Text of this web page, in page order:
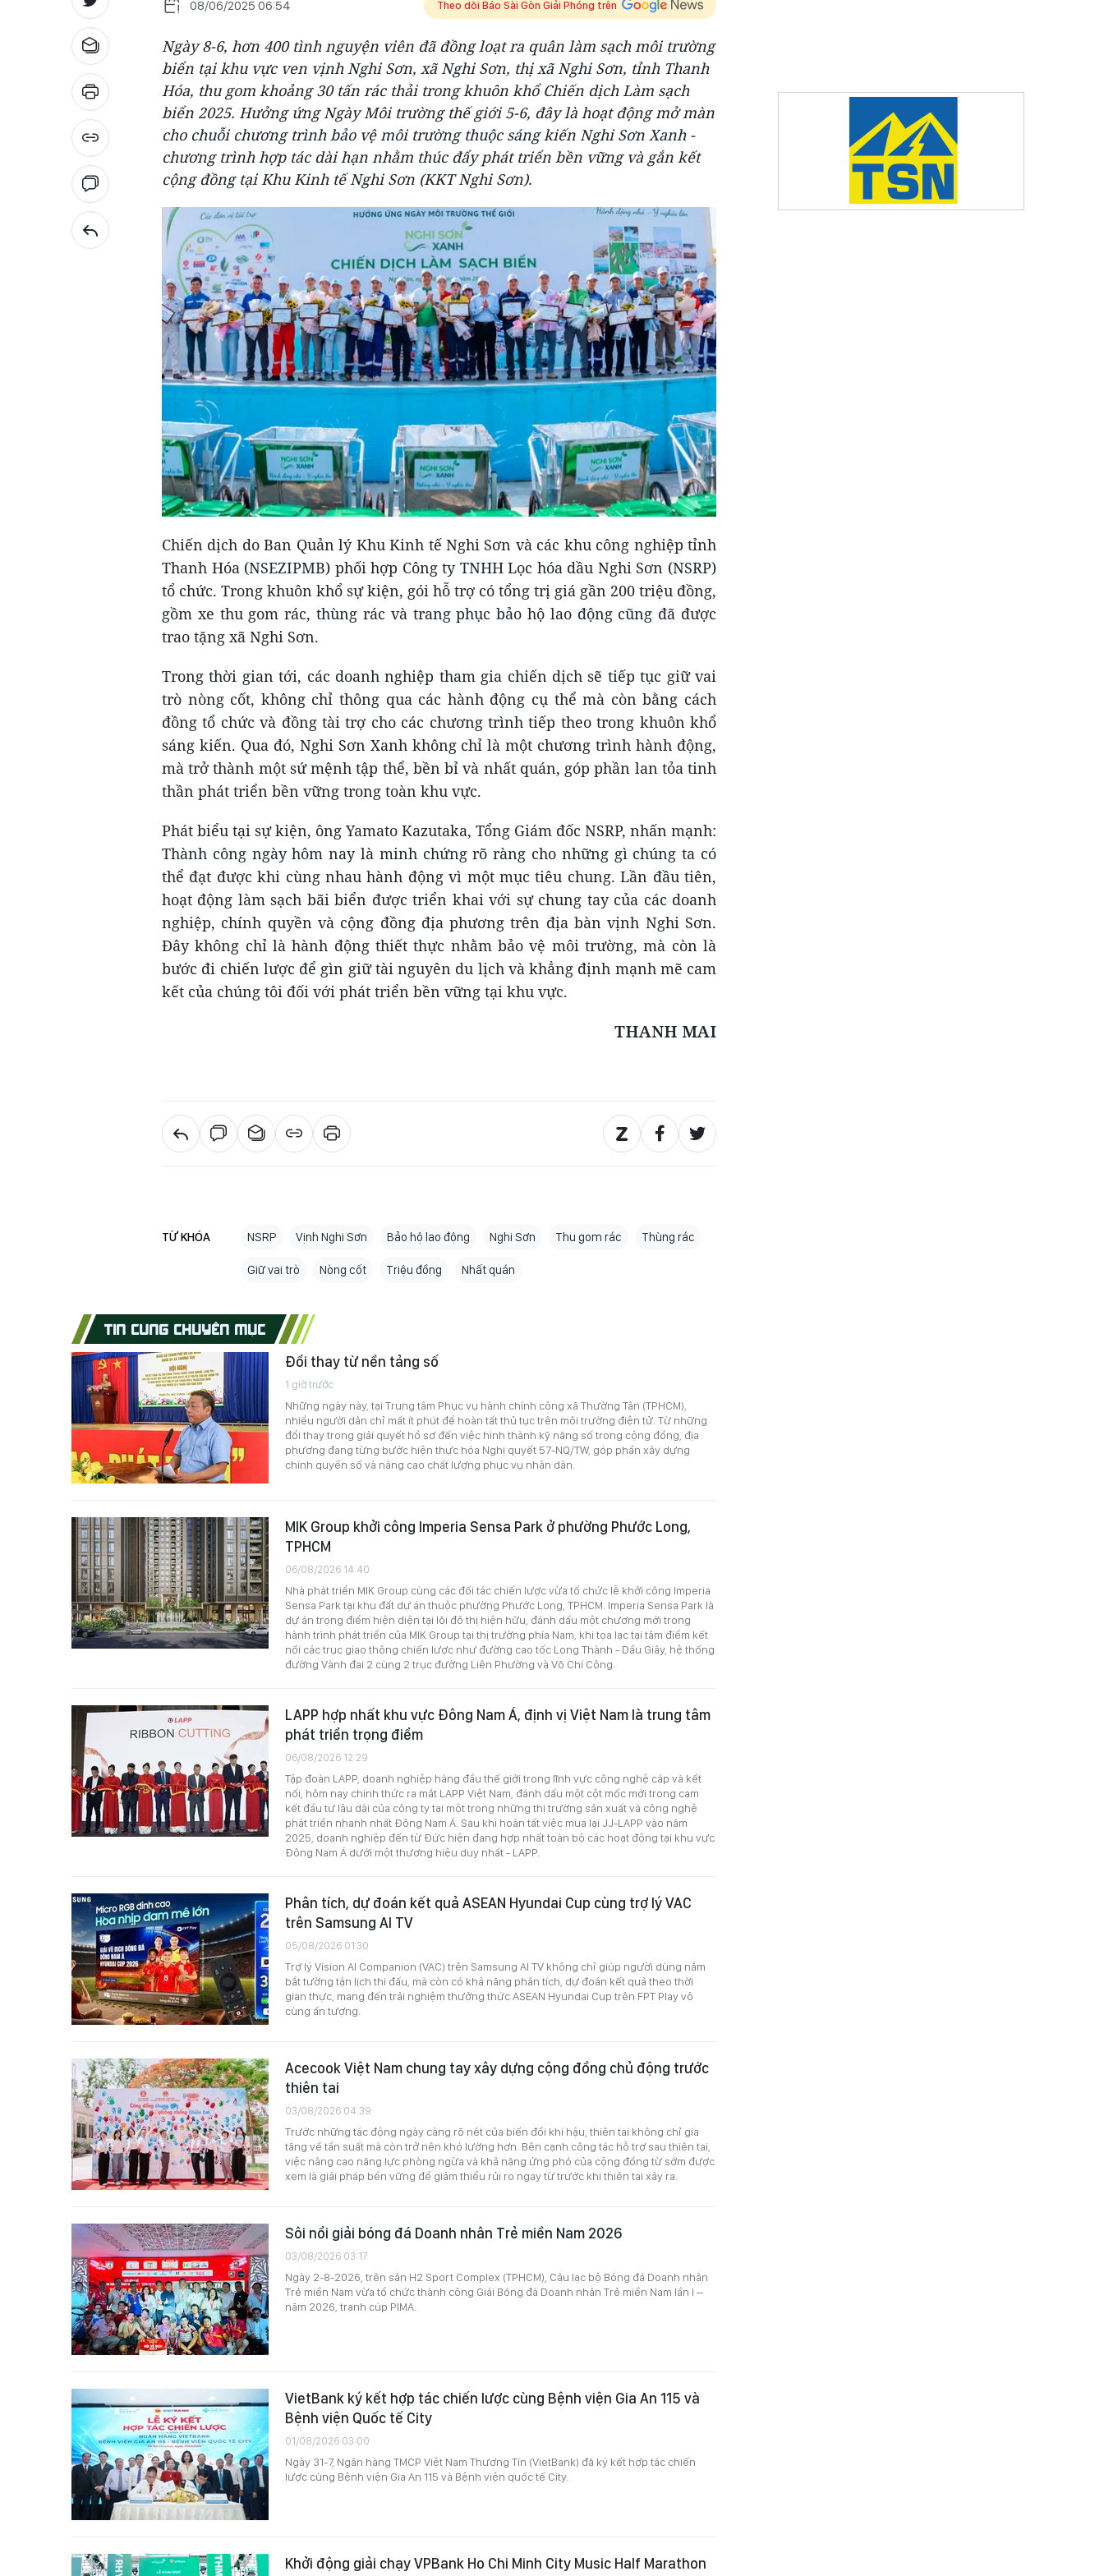
08/06/2025 06:54 Theo dõi Báo Sài Gòn Giải Phóng trên
Ngày 8-6, hơn 400 tình nguyện viên đã đồng loạt ra quân làm sạch môi trường
biển tại khu vực ven vịnh Nghi Sơn, xã Nghi Sơn, thị xã Nghi Sơn, tỉnh Thanh
Hóa, thu gom khoảng 30 tấn rác thải trong khuôn khổ Chiến dịch Làm sạch
biển 2025. Hưởng ứng Ngày Môi trường thế giới 5-6, đây là hoạt động mở màn
cho chuỗi chương trình bảo vệ môi trường thuộc sáng kiến Nghi Sơn Xanh -
chương trình hợp tác dài hạn nhằm thúc đẩy phát triển bền vững và gắn kết
cộng đồng tại Khu Kinh tế Nghi Sơn (KKT Nghi Sơn).
Chiến dịch do Ban Quản lý Khu Kinh tế Nghi Sơn và các khu công nghiệp tỉnh
Thanh Hóa (NSEZIPMB) phối hợp Công ty TNHH Lọc hóa dầu Nghi Sơn (NSRP)
tổ chức. Trong khuôn khổ sự kiện, gói hỗ trợ có tổng trị giá gần 200 triệu đồng,
gồm xe thu gom rác, thùng rác và trang phục bảo hộ lao động cũng đã được
trao tặng xã Nghi Sơn.
Trong thời gian tới, các doanh nghiệp tham gia chiến dịch sẽ tiếp tục giữ vai
trò nòng cốt, không chỉ thông qua các hành động cụ thể mà còn bằng cách
đồng tổ chức và đồng tài trợ cho các chương trình tiếp theo trong khuôn khổ
sáng kiến. Qua đó, Nghi Sơn Xanh không chỉ là một chương trình hành động,
mà trở thành một sứ mệnh tập thể, bền bỉ và nhất quán, góp phần lan tỏa tinh
thần phát triển bền vững trong toàn khu vực.
Phát biểu tại sự kiện, ông Yamato Kazutaka, Tổng Giám đốc NSRP, nhấn mạnh:
Thành công ngày hôm nay là minh chứng rõ ràng cho những gì chúng ta có
thể đạt được khi cùng nhau hành động vì một mục tiêu chung. Lần đầu tiên,
hoạt động làm sạch bãi biển được triển khai với sự chung tay của các doanh
nghiệp, chính quyền và cộng đồng địa phương trên địa bàn vịnh Nghi Sơn.
Đây không chỉ là hành động thiết thực nhằm bảo vệ môi trường, mà còn là
bước đi chiến lược để gìn giữ tài nguyên du lịch và khẳng định mạnh mẽ cam
kết của chúng tôi đối với phát triển bền vững tại khu vực.
THANH MAI
TỪ KHÓA NSRP Vịnh Nghi Sơn Bảo hộ lao động Nghi Sơn Thu gom rác Thùng rác
Giữ vai trò Nòng cốt Triệu đồng Nhất quán
TIN CÙNG CHUYÊN MỤC
Đổi thay từ nền tảng số
1 giờ trước
Những ngày này, tại Trung tâm Phục vụ hành chính công xã Thường Tân (TPHCM),
nhiều người dân chỉ mất ít phút để hoàn tất thủ tục trên môi trường điện tử. Từ những
đổi thay trong giải quyết hồ sơ đến việc hình thành kỹ năng số trong cộng đồng, địa
phương đang từng bước hiện thực hóa Nghị quyết 57-NQ/TW, góp phần xây dựng
chính quyền số và nâng cao chất lượng phục vụ nhân dân.
MIK Group khởi công Imperia Sensa Park ở phường Phước Long,
TPHCM
06/08/2026 14:40
Nhà phát triển MIK Group cùng các đối tác chiến lược vừa tổ chức lễ khởi công Imperia
Sensa Park tại khu đất dự án thuộc phường Phước Long, TPHCM. Imperia Sensa Park là
dự án trọng điểm hiện diện tại lõi đô thị hiện hữu, đánh dấu một chương mới trong
hành trình phát triển của MIK Group tại thị trường phía Nam, khi tọa lạc tại tâm điểm kết
nối các trục giao thông chiến lược như đường cao tốc Long Thành - Dầu Giây, hệ thống
đường Vành đai 2 cùng 2 trục đường Liên Phường và Võ Chí Công.
LAPP hợp nhất khu vực Đông Nam Á, định vị Việt Nam là trung tâm
phát triển trọng điểm
06/08/2026 12:29
Tập đoàn LAPP, doanh nghiệp hàng đầu thế giới trong lĩnh vực công nghệ cáp và kết
nối, hôm nay chính thức ra mắt LAPP Việt Nam, đánh dấu một cột mốc mới trong cam
kết đầu tư lâu dài của công ty tại một trong những thị trường sản xuất và công nghệ
phát triển nhanh nhất Đông Nam Á. Sau khi hoàn tất việc mua lại JJ-LAPP vào năm
2025, doanh nghiệp đến từ Đức hiện đang hợp nhất toàn bộ các hoạt động tại khu vực
Đông Nam Á dưới một thương hiệu duy nhất - LAPP.
Phân tích, dự đoán kết quả ASEAN Hyundai Cup cùng trợ lý VAC
trên Samsung AI TV
05/08/2026 01:30
Trợ lý Vision AI Companion (VAC) trên Samsung AI TV không chỉ giúp người dùng nắm
bắt tường tận lịch thi đấu, mà còn có khả năng phân tích, dự đoán kết quả theo thời
gian thực, mang đến trải nghiệm thưởng thức ASEAN Hyundai Cup trên FPT Play vô
cùng ấn tượng.
Acecook Việt Nam chung tay xây dựng cộng đồng chủ động trước
thiên tai
03/08/2026 04:39
Trước những tác động ngày càng rõ nét của biến đổi khí hậu, thiên tai không chỉ gia
tăng về tần suất mà còn trở nên khó lường hơn. Bên cạnh công tác hỗ trợ sau thiên tai,
việc nâng cao năng lực phòng ngừa và khả năng ứng phó của cộng đồng từ sớm được
xem là giải pháp bền vững để giảm thiểu rủi ro ngay từ trước khi thiên tai xảy ra.
Sôi nổi giải bóng đá Doanh nhân Trẻ miền Nam 2026
03/08/2026 03:17
Ngày 2-8-2026, trên sân H2 Sport Complex (TPHCM), Câu lạc bộ Bóng đá Doanh nhân
Trẻ miền Nam vừa tổ chức thành công Giải Bóng đá Doanh nhân Trẻ miền Nam lần I –
năm 2026, tranh cúp PIMA.
VietBank ký kết hợp tác chiến lược cùng Bệnh viện Gia An 115 và
Bệnh viện Quốc tế City
01/08/2026 03:00
Ngày 31-7, Ngân hàng TMCP Việt Nam Thương Tín (VietBank) đã ký kết hợp tác chiến
lược cùng Bệnh viện Gia An 115 và Bệnh viện quốc tế City.
Khởi động giải chạy VPBank Ho Chi Minh City Music Half Marathon